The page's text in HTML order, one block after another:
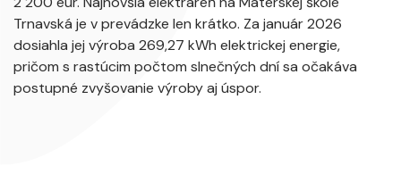
Trnavská je v prevádzke len krátko. Za január 2026
dosiahla jej výroba 269,27 kWh elektrickej energie,
pričom s rastúcim počtom slnečných dní sa očakáva
postupné zvyšovanie výroby aj úspor.